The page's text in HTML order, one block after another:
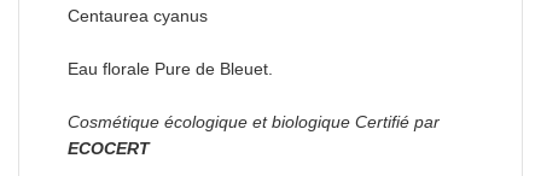
Centaurea cyanus
Eau florale Pure de Bleuet.
Cosmétique écologique et biologique Certifié par
ECOCERT